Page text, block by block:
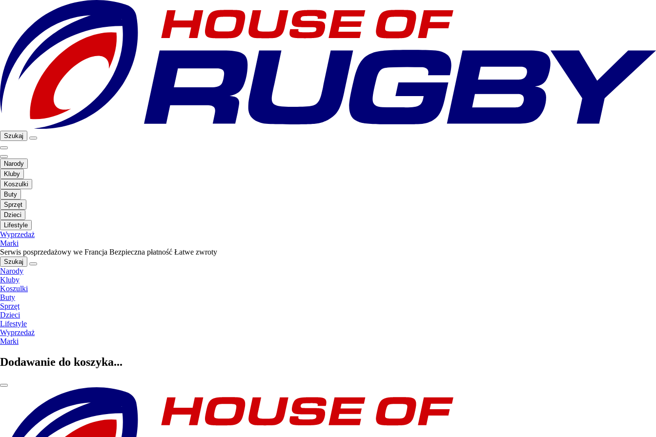
Szukaj
Narody
Kluby
Koszulki
Buty
Sprzęt
Dzieci
Lifestyle
Wyprzedaż
Marki
Serwis posprzedażowy we Francja Bezpieczna płatność Łatwe zwroty
Szukaj
Narody
Kluby
Koszulki
Buty
Sprzęt
Dzieci
Lifestyle
Wyprzedaż
Marki
Dodawanie do koszyka...